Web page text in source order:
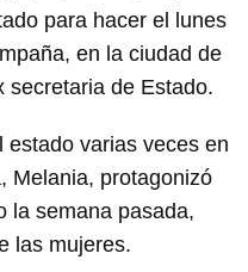
para hacer el lunes
en la ciudad de
secretaria de Estado.
estado varias veces en
Melania, protagonizó
la semana pasada,
las mujeres.